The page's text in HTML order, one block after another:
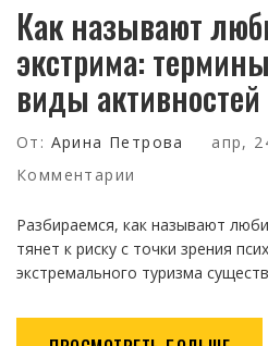
Как называют
экстрима:
виды активностей
От: Арина Петрова апр,
Комментарии
Разбираемся, как называют
тянет к риску с точки зрения
экстремального туризма